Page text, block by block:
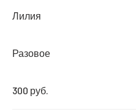
Лилия
Разовое
300 руб.